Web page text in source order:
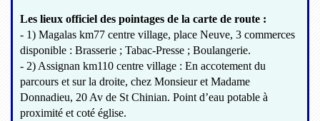
Les lieux officiel des pointages de la carte de route :
- 1) Magalas km77 centre village, place Neuve, 3 commerces
disponible : Brasserie ; Tabac-Presse ; Boulangerie.
- 2) Assignan km110 centre village : En accotement du
parcours et sur la droite, chez Monsieur et Madame
Donnadieu, 20 Av de St Chinian. Point d’eau potable à
proximité et coté église.